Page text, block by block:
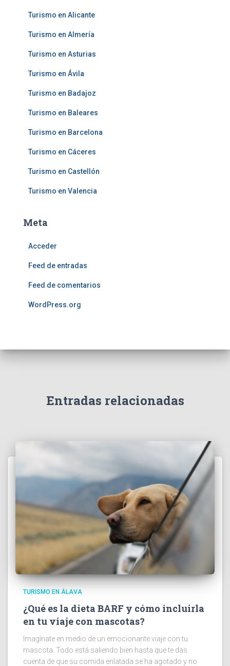
Turismo en Alicante
Turismo en Almería
Turismo en Asturias
Turismo en Ávila
Turismo en Badajoz
Turismo en Baleares
Turismo en Barcelona
Turismo en Cáceres
Turismo en Castellón
Turismo en Valencia
Meta
Acceder
Feed de entradas
Feed de comentarios
WordPress.org
Entradas relacionadas
TURISMO EN ÁLAVA
¿Qué es la dieta BARF y cómo incluirla
en tu viaje con mascotas?
Imagínate en medio de un emocionante viaje con tu
mascota. Todo está saliendo bien hasta que te das
cuenta de que su comida enlatada se ha agotado y no